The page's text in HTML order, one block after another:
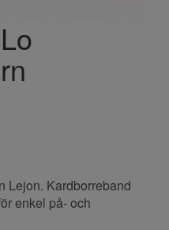
Lejon. Kardborreband
enkel på- och